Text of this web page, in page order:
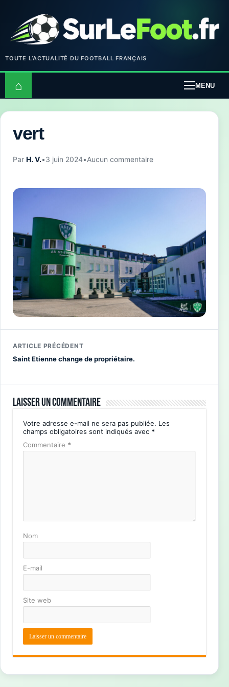
TOUTE L’ACTUALITÉ DU FOOTBALL FRANÇAIS
⌂ MENU
vert
Par H. V.•3 juin 2024•Aucun commentaire
ARTICLE PRÉCÉDENT
Saint Etienne change de propriétaire.
Laisser un commentaire
Votre adresse e-mail ne sera pas publiée. Les
champs obligatoires sont indiqués avec *
Commentaire *
Nom
E-mail
Site web